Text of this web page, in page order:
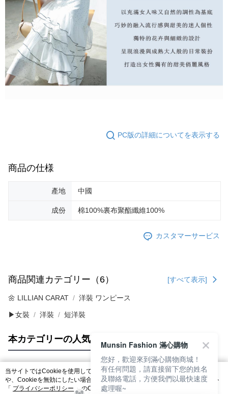
PC版の詳細についてを表示する
商品の仕様
產地 中國
成份 棉100%裏布聚酯纖維100%
カスタマーサービス
商品関連カテゴリー（6） [すべて表示]
🌼 LILLIAN CARAT 洋裝 ワンピース
▶女裝 洋裝 短洋裝
本カテゴリーの人気商品 サイト全体のランキング
人気タグ
当サイトではCookieを使用しています。当サイトのCookie使用に関する詳細
や、Cookieを無効にしたい場合のブラウザでの設定方法については、当サイト
「 プライバシーポリシー 」のCookieポリシーをご参照ください。お客さま
Munsin Fashion 滿心購物
您好，歡迎來到滿心購物商城！
有任何問題，請直接留下您的姓名
及聯絡電話，方便我們以最快速度
處理喔~